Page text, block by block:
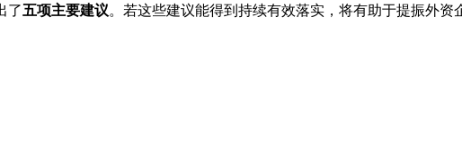
了五项主要建议。若这些建议能得到持续有效落实，将有助于提振外资